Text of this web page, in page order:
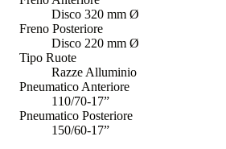
Disco 320 mm Ø
Freno Posteriore
Disco 220 mm Ø
Tipo Ruote
Razze Alluminio
Pneumatico Anteriore
110/70-17”
Pneumatico Posteriore
150/60-17”